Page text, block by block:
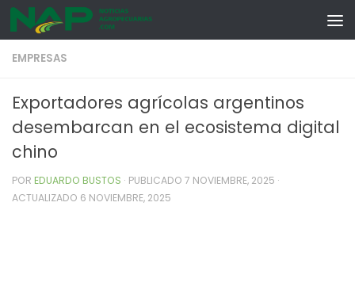
Skip to content
EMPRESAS
Exportadores agrícolas argentinos
desembarcan en el ecosistema digital
chino
POR EDUARDO BUSTOS · PUBLICADO 7 NOVIEMBRE, 2025 ·
ACTUALIZADO 6 NOVIEMBRE, 2025